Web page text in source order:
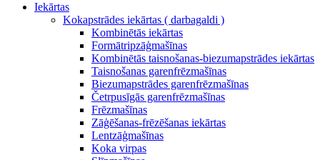
Iekārtas
Kokapstrādes iekārtas ( darbagaldi )
Kombinētās iekārtas
Formātripzāģmašīnas
Kombinētās taisnošanas-biezumapstrādes iekārtas
Taisnošanas garenfrēzmašīnas
Biezumapstrādes garenfrēzmašīnas
Četrpusīgās garenfrēzmašīnas
Frēzmašīnas
Zāģēšanas-frēzēšanas iekārtas
Lentzāģmašīnas
Koka virpas